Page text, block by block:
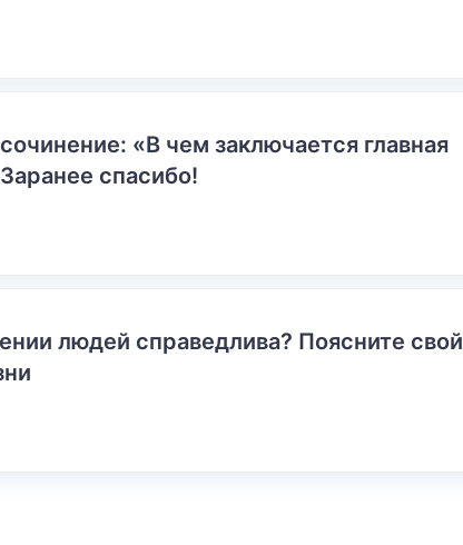
«В чем заключается главная
спасибо!
людей справедлива? Поясните свой